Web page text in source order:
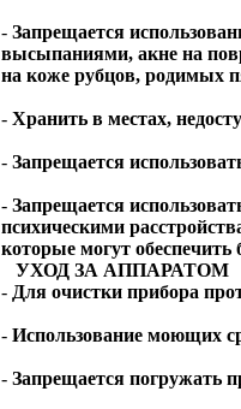
- Запрещается
высыпаниями, акне на
на коже рубцов, родимых
- Хранить в местах,
- Запрещается
- Запрещается
психическими
которые могут обеспечить
УХОД ЗА АППАРАТОМ
- Для очистки прибора
- Использование моющих
- Запрещается погружать